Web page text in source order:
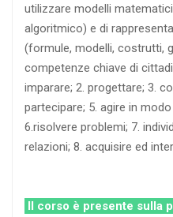
utilizzare modelli
algoritmico) e di
(formule, modelli, costrutti,
competenze chiave di
imparare; 2. progettare; 3.
partecipare; 5. agire in
6.risolvere problemi; 7.
relazioni; 8. acquisire ed
Il corso è presente sulla